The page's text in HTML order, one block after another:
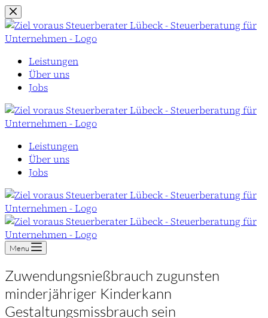
Zum
Inhalt
springen
Leistungen
Über uns
Jobs
Leistungen
Über uns
Jobs
Menu
Zuwendungsnießbrauch zugunsten
minderjähriger Kinderkann
Gestaltungsmissbrauch sein